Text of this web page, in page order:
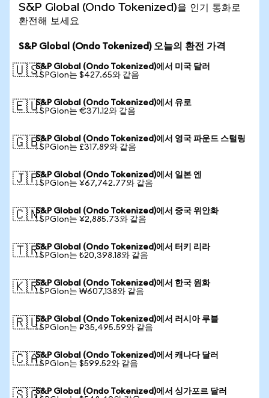
S&P Global (Ondo Tokenized)을 인기 통화로
환전해 보세요
S&P Global (Ondo Tokenized) 오늘의 환전 가격
🇺🇸S&P Global (Ondo Tokenized)에서 미국 달러
1 SPGIon는 $427.65와 같음
🇪🇺S&P Global (Ondo Tokenized)에서 유로
1 SPGIon는 €371.12와 같음
🇬🇧S&P Global (Ondo Tokenized)에서 영국 파운드 스털링
1 SPGIon는 £317.89와 같음
🇯🇵S&P Global (Ondo Tokenized)에서 일본 엔
1 SPGIon는 ¥67,742.77와 같음
🇨🇳S&P Global (Ondo Tokenized)에서 중국 위안화
1 SPGIon는 ¥2,885.73와 같음
🇹🇷S&P Global (Ondo Tokenized)에서 터키 리라
1 SPGIon는 ₺20,398.18와 같음
🇰🇷S&P Global (Ondo Tokenized)에서 한국 원화
1 SPGIon는 ₩607,138와 같음
🇷🇺S&P Global (Ondo Tokenized)에서 러시아 루블
1 SPGIon는 ₽35,495.59와 같음
🇨🇦S&P Global (Ondo Tokenized)에서 캐나다 달러
1 SPGIon는 $599.52와 같음
S&P Global (Ondo Tokenized)에서 싱가포르 달러